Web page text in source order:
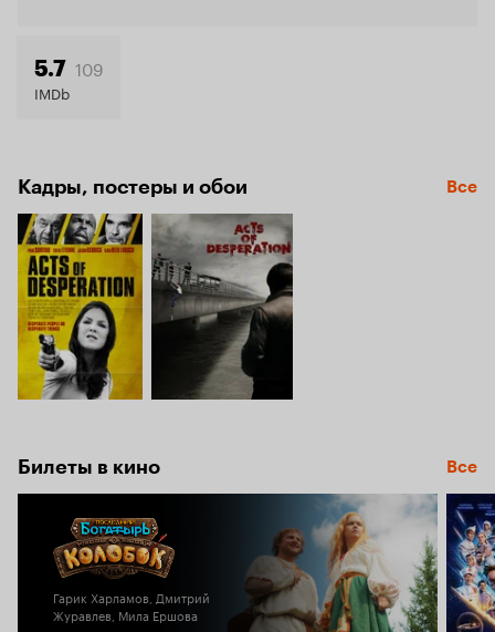
5.7 109
IMDb
Кадры, постеры и обои Все
Билеты в кино Все
Гарик Харламов, Дмитрий
Журавлев, Мила Ершова